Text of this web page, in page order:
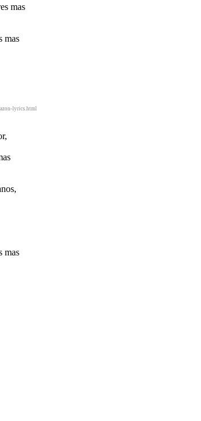
mas
mas
lyrics.html
mas